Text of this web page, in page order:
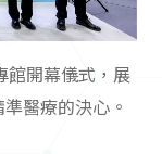
館開幕儀式，展
醫療的決心。